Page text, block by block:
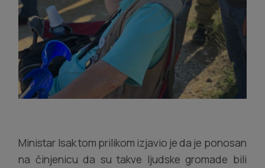
Ministar Isak tom prilikom izjavio je da je ponosan
na činjenicu da su takve ljudske gromade bili